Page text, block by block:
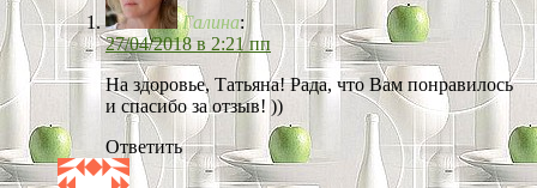
Галина:
27/04/2018 в 2:21 пп
На здоровье, Татьяна! Рада, что Вам понравилось
и спасибо за отзыв! ))
Ответить